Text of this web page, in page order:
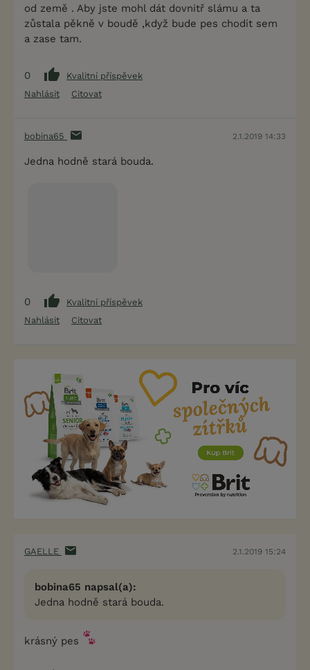
od země . Aby jste mohl dát dovnitř slámu a ta
zůstala pěkně v boudě ,když bude pes chodit sem
a zase tam.
0
Kvalitní příspěvek
Nahlásit
Citovat
bobina65 2.1.2019 14:33
Jedna hodně stará bouda.
0
Kvalitní příspěvek
Nahlásit
Citovat
GAELLE 2.1.2019 15:24
bobina65 napsal(a):
Jedna hodně stará bouda.
krásný pes